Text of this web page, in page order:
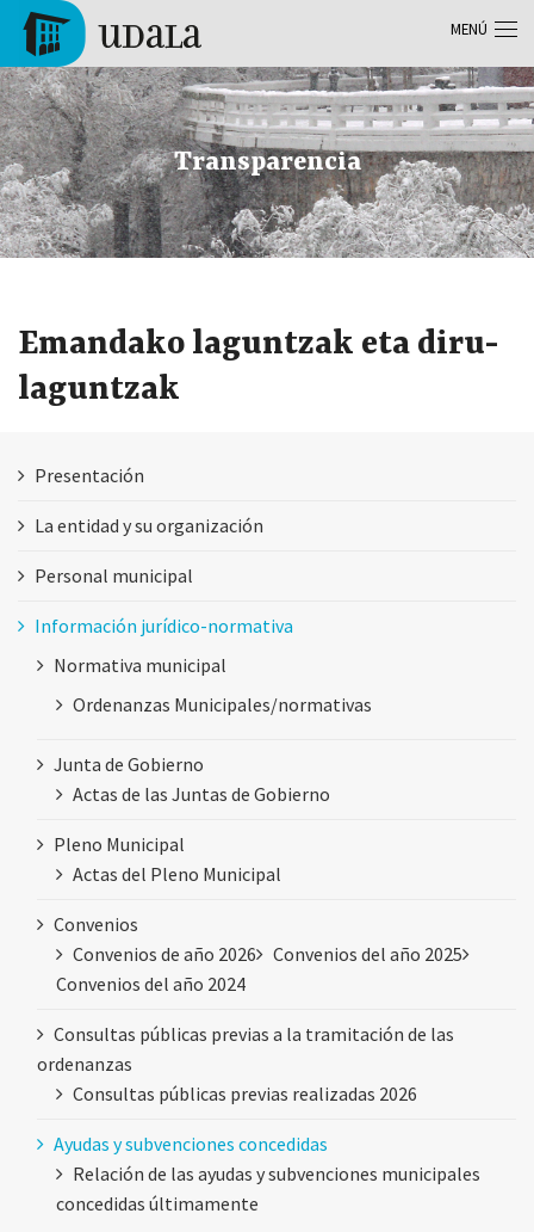
Pasar al contenido principal
Tolosa
Transparencia
Emandako laguntzak eta diru-
laguntzak
Presentación
La entidad y su organización
Personal municipal
Información jurídico-normativa
Normativa municipal
Ordenanzas Municipales/normativas
Junta de Gobierno
Actas de las Juntas de Gobierno
Pleno Municipal
Actas del Pleno Municipal
Convenios
Convenios de año 2026
Convenios del año 2025
Convenios del año 2024
Consultas públicas previas a la tramitación de las
ordenanzas
Consultas públicas previas realizadas 2026
Ayudas y subvenciones concedidas
Relación de las ayudas y subvenciones municipales
concedidas últimamente
MENÚ